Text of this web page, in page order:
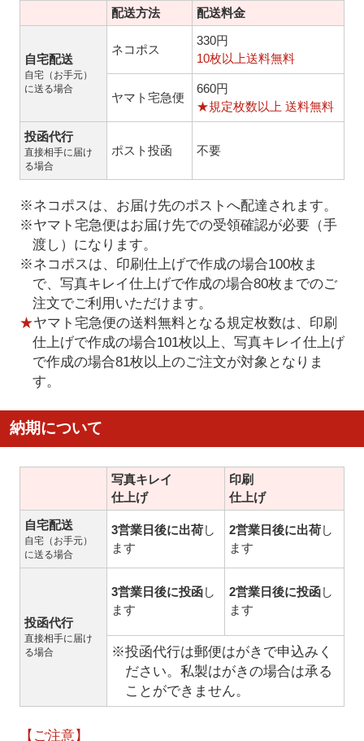
配送方法 配送料金
自宅配送
自宅（お手元）
に送る場合
ネコポス
330円
10枚以上送料無料
ヤマト宅急便
660円
★規定枚数以上 送料無料
投函代行
直接相手に届け
る場合
ポスト投函 不要
※ネコポスは、お届け先のポストへ配達されます。
※ヤマト宅急便はお届け先での受領確認が必要（手
渡し）になります。
※ネコポスは、印刷仕上げで作成の場合100枚ま
で、写真キレイ仕上げで作成の場合80枚までのご
注文でご利用いただけます。
★ヤマト宅急便の送料無料となる規定枚数は、印刷
仕上げで作成の場合101枚以上、写真キレイ仕上げ
で作成の場合81枚以上のご注文が対象となりま
す。
納期について
写真キレイ
仕上げ
印刷
仕上げ
自宅配送
自宅（お手元）
に送る場合
3営業日後に出荷し
ます
2営業日後に出荷し
ます
投函代行
直接相手に届け
る場合
3営業日後に投函し
ます
2営業日後に投函し
ます
※投函代行は郵便はがきで申込みく
ださい。私製はがきの場合は承る
ことができません。
【ご注意】